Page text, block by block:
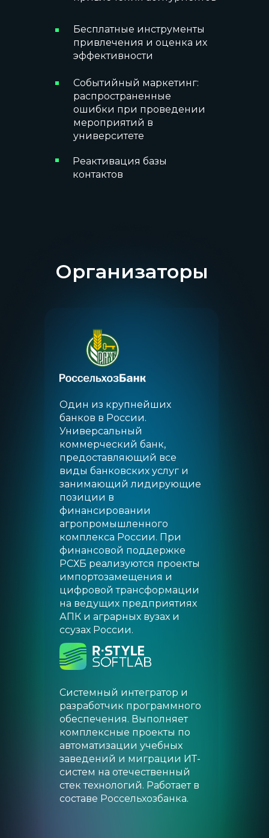
Организаторы
Системный интегратор и
разработчик программного
обеспечения. Выполняет
комплексные проекты по
автоматизации учебных
заведений и миграции ИТ-
систем на отечественный
стек технологий. Работает в
составе Россельхозбанка.
Один из крупнейших
банков в России.
Универсальный
коммерческий банк,
предоставляющий все
виды банковских услуг и
занимающий лидирующие
позиции в
финансировании
агропромышленного
комплекса России. При
финансовой поддержке
РСХБ реализуются проекты
импортозамещения и
цифровой трансформации
на ведущих предприятиях
АПК и аграрных вузах и
ссузах Росcии.
Бесплатные инструменты
привлечения и оценка их
эффективности
Событийный маркетинг:
распространенные
ошибки при проведении
мероприятий в
университете
Реактивация базы
контактов